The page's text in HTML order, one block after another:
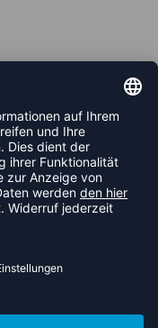
VERPASSE KEINE